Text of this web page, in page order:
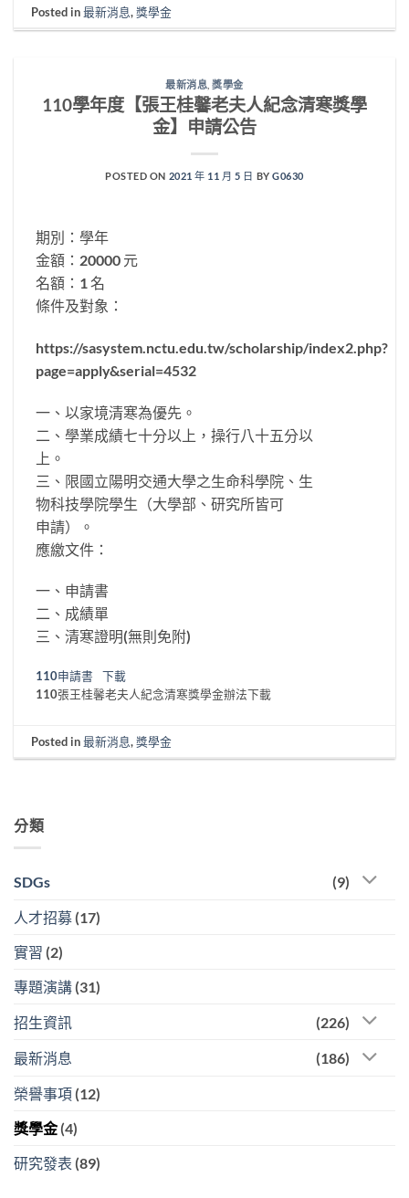
Posted in最新消息,獎學金
最新消息 ,獎學金
110學年度【張王桂馨老夫人紀念清寒獎學
金】申請公告
POSTED ON 2021 年 11 月 5 日 BYG0630
期別：學年
金額：20000 元
名額：1 名
條件及對象：
https://sasystem.nctu.edu.tw/scholarship/index2.php?
page=apply&serial=4532
一、以家境清寒為優先。
二、學業成績七十分以上，操行八十五分以
上。
三、限國立陽明交通大學之生命科學院、生
物科技學院學生（大學部、研究所皆可
申請）。
應繳文件：
一、申請書
二、成績單
三、清寒證明(無則免附)
110申請書
下載
110張王桂馨老夫人紀念清寒獎學金辦法下載
Posted in最新消息,獎學金
分類
SDGs (9)
人才招募 (17)
實習 (2)
專題演講 (31)
招生資訊 (226)
最新消息 (186)
榮譽事項 (12)
獎學金(4)
研究發表 (89)